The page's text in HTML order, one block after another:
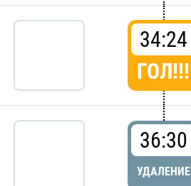
34:24
ГОЛ!!!
36:30
УДАЛЕНИЕ